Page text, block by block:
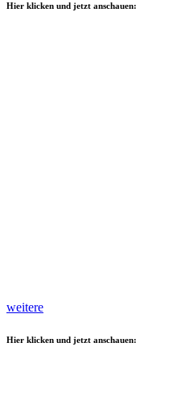
Hier klicken und jetzt anschauen:
weitere
Hier klicken und jetzt anschauen: